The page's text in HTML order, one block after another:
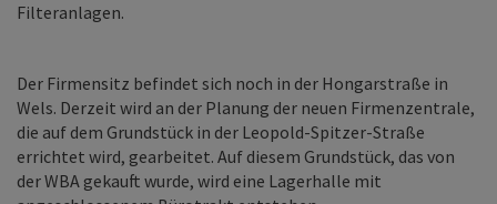
Filteranlagen.
Der Firmensitz befindet sich noch in der Hongarstraße in
Wels. Derzeit wird an der Planung der neuen Firmenzentrale,
die auf dem Grundstück in der Leopold-Spitzer-Straße
errichtet wird, gearbeitet. Auf diesem Grundstück, das von
der WBA gekauft wurde, wird eine Lagerhalle mit